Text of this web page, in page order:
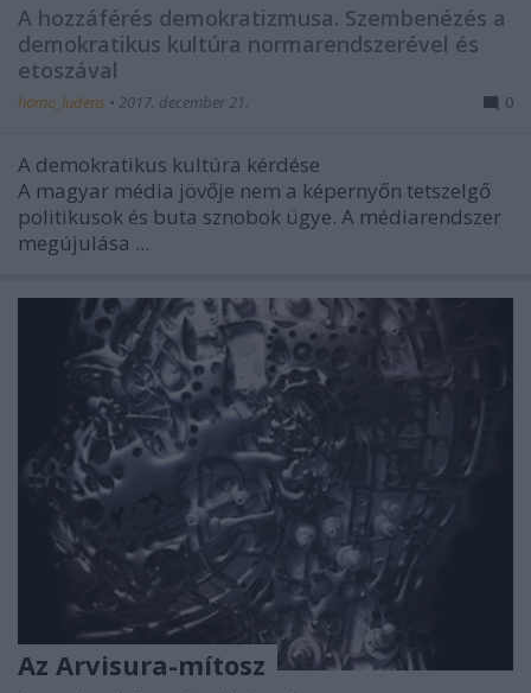
A hozzáférés demokratizmusa. Szembenézés a
demokratikus kultúra normarendszerével és
etoszával
homo_ludens • 2017. december 21. 0
A demokratikus kultúra kérdése
A magyar média jövője nem a képernyőn tetszelgő
politikusok és buta sznobok ügye. A médiarendszer
megújulása ...
Az Arvisura-mítosz